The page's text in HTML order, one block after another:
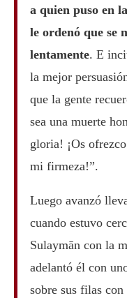
a quien puso en
le ordenó que se
lentamente. E
la mejor
que la gente
sea una muerte
gloria! ¡Os
mi firmeza!”.
Luego avanzó
cuando estuvo
Sulaymān con la
adelantó él con
sobre sus filas